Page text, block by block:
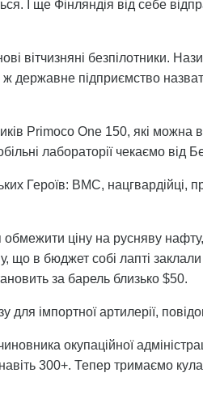
І ще Фінляндія від себе
вітчизняні безпілотники.
підприємство
Primoco One 150, які можна
лабораторії чекаємо від
Героїв: ВМС, нацгвардійці,
обмежити ціну на русняву
що в бюджет собі лапті
за барель близько $50.
для імпортної артилерії,
окупаційної
300+. Тепер тримаємо